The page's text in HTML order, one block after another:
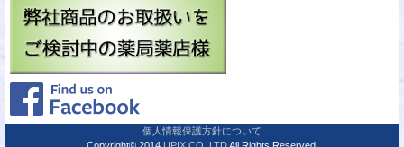
個人情報保護方針について